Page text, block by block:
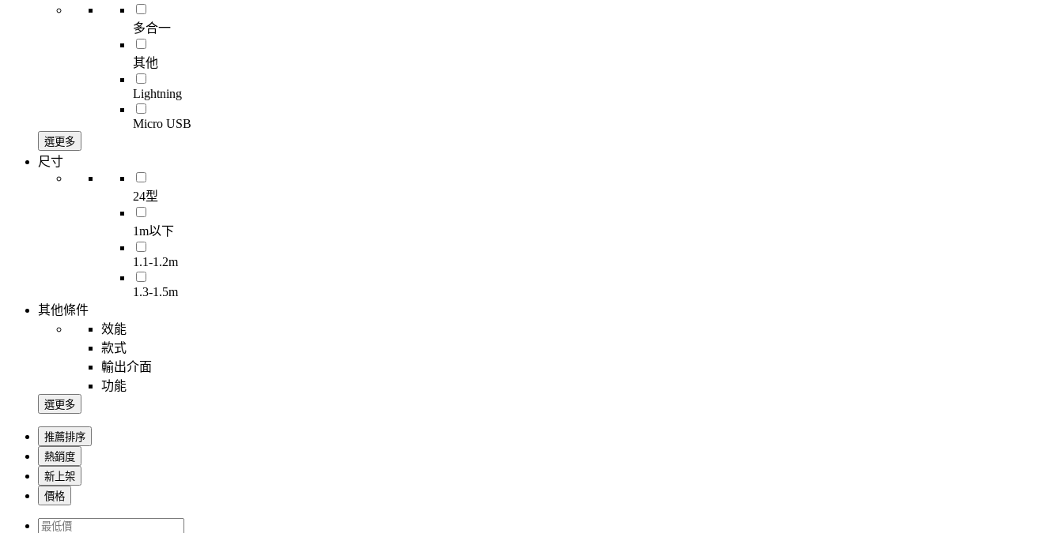
多合一
其他
Lightning
Micro USB
選更多
尺寸
24型
1m以下
1.1-1.2m
1.3-1.5m
其他條件
效能
款式
輸出介面
功能
選更多
推薦排序
熱銷度
新上架
價格